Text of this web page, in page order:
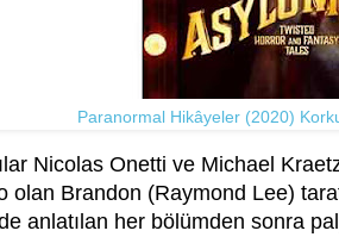
Paranormal Hikâyeler (2020)
Nicolas Onetti ve Michael
olan Brandon (Raymond Lee)
anlatılan her bölümden sonra